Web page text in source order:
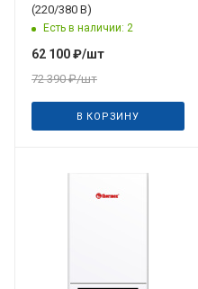
(220/380 В)
Есть в наличии: 2
62 100₽/шт
72 390₽/шт
В КОРЗИНУ